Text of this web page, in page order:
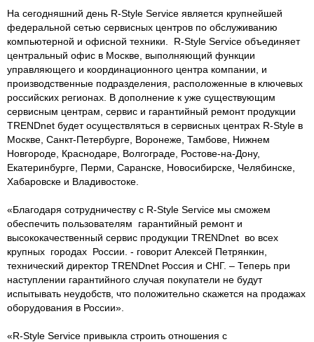
На сегодняшний день R-Style Service является крупнейшей
федеральной сетью сервисных центров по обслуживанию
компьютерной и офисной техники. R-Style Service объединяет
центральный офис в Москве, выполняющий функции
управляющего и координационного центра компании, и
производственные подразделения, расположенные в ключевых
российских регионах. В дополнение к уже существующим
сервисным центрам, сервис и гарантийный ремонт продукции
TRENDnet будет осуществляться в сервисных центрах R-Style в
Москве, Санкт-Петербурге, Воронеже, Тамбове, Нижнем
Новгороде, Краснодаре, Волгограде, Ростове-на-Дону,
Екатеринбурге, Перми, Саранске, Новосибирске, Челябинске,
Хабаровске и Владивостоке.
«Благодаря сотрудничеству с R-Style Service мы сможем
обеспечить пользователям гарантийный ремонт и
высококачественный сервис продукции TRENDnet во всех
крупных городах России. - говорит Алексей Петрянкин,
технический директор TRENDnet Россия и СНГ. – Теперь при
наступлении гарантийного случая покупатели не будут
испытывать неудобств, что положительно скажется на продажах
оборудования в России».
«R-Style Service привыкла строить отношения с